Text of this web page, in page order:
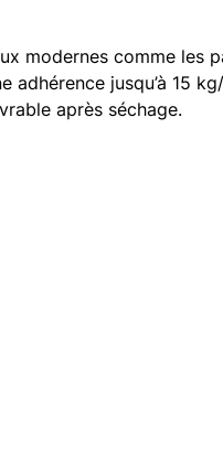
modernes comme les
jusqu’à 15
après séchage.